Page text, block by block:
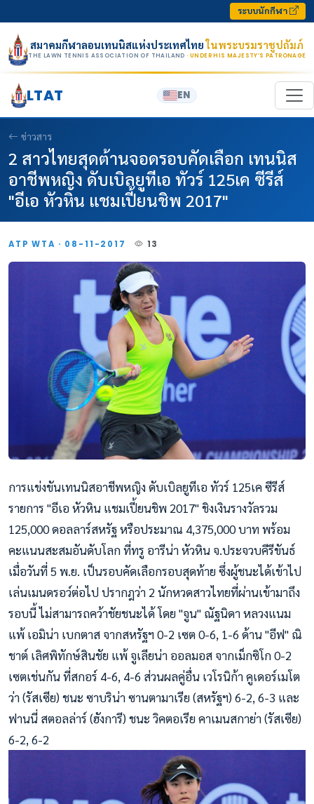
ระบบนักกีฬา
สมาคมกีฬาลอนเทนนิสแห่งประเทศไทยในพระบรมราชูปถัมภ์
THE LAWN TENNIS ASSOCIATION OF THAILAND · UNDER HIS MAJESTY’S PATRONAGE
LTAT EN
ข่าวสาร
2 สาวไทยสุดต้านจอดรอบคัดเลือก เทนนิส
อาชีพหญิง ดับเบิลยูทีเอ ทัวร์ 125เค ซีรีส์
"อีเอ หัวหิน แชมเปี้ยนชิพ 2017"
ATP WTA · 08-11-2017 13
การแข่งขันเทนนิสอาชีพหญิง ดับเบิลยูทีเอ ทัวร์ 125เค ซีรีส์
รายการ "อีเอ หัวหิน แชมเปี้ยนชิพ 2017" ชิงเงินรางวัลรวม
125,000 ดอลลาร์สหรัฐ หรือประมาณ 4,375,000 บาท พร้อม
คะแนนสะสมอันดับโลก ที่ทรู อารีน่า หัวหิน จ.ประจวบคีรีขันธ์
เมื่อวันที่ 5 พ.ย. เป็นรอบคัดเลือกรอบสุดท้าย ซึ่งผู้ชนะได้เข้าไป
เล่นเมนดรอว์ต่อไป ปรากฎว่า 2 นักหวดสาวไทยที่ผ่านเข้ามาถึง
รอบนี้ ไม่สามารถคว้าชัยชนะได้ โดย "จูน" ณัฐนิดา หลวงแนม
แพ้ เอมิน่า เบกตาส จากสหรัฐฯ 0-2 เซต 0-6, 1-6 ด้าน "อีฟ" ณิ
ชาต์ เลิศพิทักษ์สินชัย แพ้ จูเลียน่า ออลมอส จากเม็กซิโก 0-2
เซตเช่นกัน ที่สกอร์ 4-6, 4-6 ส่วนผลคู่อื่น เวโรนิก้า คูเดอร์เมโต
ว่า (รัสเซีย) ชนะ ซาบริน่า ซานตามาเรีย (สหรัฐฯ) 6-2, 6-3 และ
ฟานนี่ สตอลล่าร์ (ฮังการี) ชนะ วิคตอเรีย คาเมนสกาย่า (รัสเซีย)
6-2, 6-2